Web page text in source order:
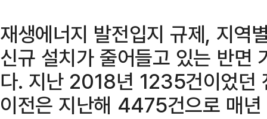
재생에너지 발전입지 규제, 지역
신규 설치가 줄어들고 있는 반면
다. 지난 2018년 1235건이었던
이전은 지난해 4475건으로 매년